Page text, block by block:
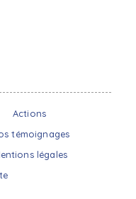
Actions
témoignages
légales